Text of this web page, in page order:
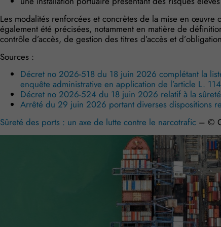
Les modalités renforcées et concrètes de la mise en œuvre
également été précisées, notamment en matière de
contrôle d’accès, de gestion des titres d’accès et
Sources :
Décret no 2026-518 du 18 juin 2026 complétant la
enquête administrative en application de l’article L.
Décret no 2026-524 du 18 juin 2026 relatif à la
Arrêté du 29 juin 2026 portant diverses dispositions
Sûreté des ports : un axe de lutte contre le narcotrafic – ©